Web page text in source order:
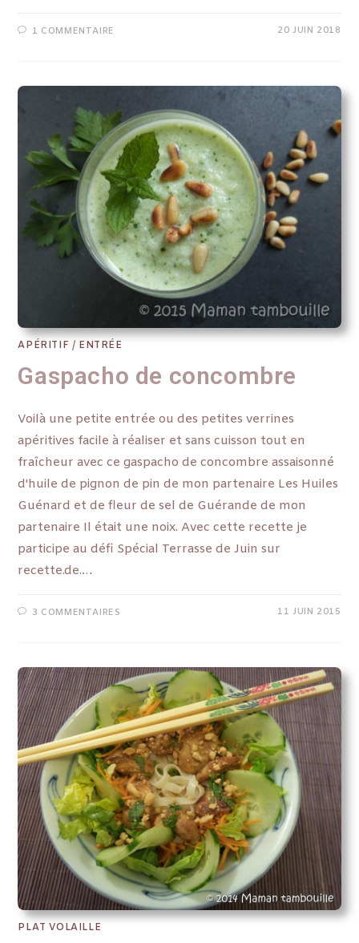
1 COMMENTAIRE 20 JUIN 2018
APÉRITIF / ENTRÉE
Gaspacho de concombre
Voilà une petite entrée ou des petites verrines
apéritives facile à réaliser et sans cuisson tout en
fraîcheur avec ce gaspacho de concombre assaisonné
d'huile de pignon de pin de mon partenaire Les Huiles
Guénard et de fleur de sel de Guérande de mon
partenaire Il était une noix. Avec cette recette je
participe au défi Spécial Terrasse de Juin sur
recette.de.…
3 COMMENTAIRES 11 JUIN 2015
PLAT VOLAILLE